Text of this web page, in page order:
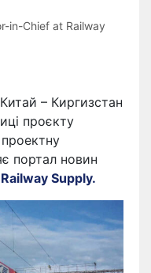
in-Chief at Railway
– Киргизстан
проєкту
портал новин
Railway Supply.